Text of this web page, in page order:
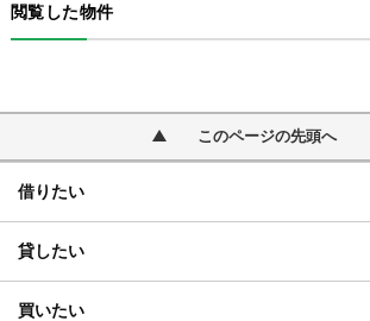
閲覧した物件
このページの先頭へ
借りたい
貸したい
買いたい